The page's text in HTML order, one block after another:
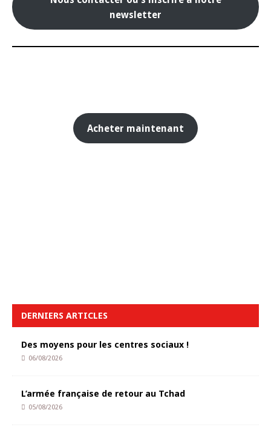
newsletter
Acheter maintenant
DERNIERS ARTICLES
Des moyens pour les centres sociaux !
06/08/2026
L’armée française de retour au Tchad
05/08/2026